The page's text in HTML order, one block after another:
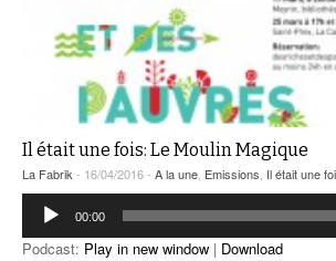
Il était une fois: Le Moulin Magique
La Fabrik - 16/04/2016 - A la une Emissions Il était une
Lecteur
audio
00:00
Podcast: Play in new window | Download